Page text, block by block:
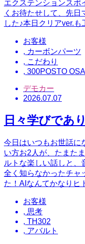
エクステンションスポ
くお待たせして、先日
した♪本日クリアver.も
お客様
, カーボンパーツ
, こだわり
, 300POSTO
デモカー
2026.07.07
日々学びであ
今日はいつもお世話に
い方お2人が、たまた
ルトな楽しい話しと、
全く知らなかったチャ
た！AIなんてかなりヒ
お客様
, 思考
, TH302
, アバルト